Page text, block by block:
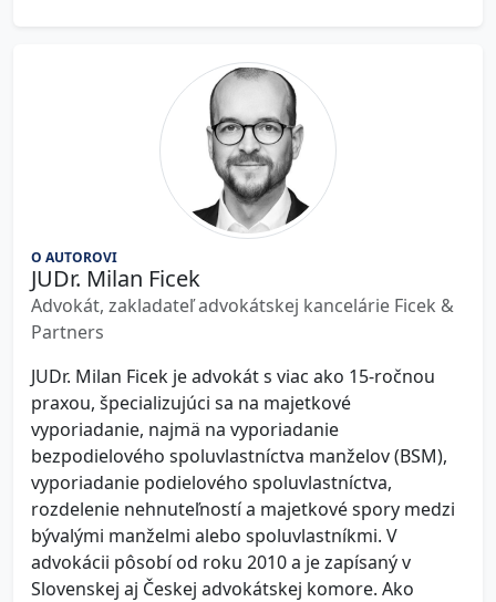
O AUTOROVI
JUDr. Milan Ficek
Advokát, zakladateľ advokátskej kancelárie Ficek &
Partners
JUDr. Milan Ficek je advokát s viac ako 15-ročnou
praxou, špecializujúci sa na majetkové
vyporiadanie, najmä na vyporiadanie
bezpodielového spoluvlastníctva manželov (BSM),
vyporiadanie podielového spoluvlastníctva,
rozdelenie nehnuteľností a majetkové spory medzi
bývalými manželmi alebo spoluvlastníkmi. V
advokácii pôsobí od roku 2010 a je zapísaný v
Slovenskej aj Českej advokátskej komore. Ako